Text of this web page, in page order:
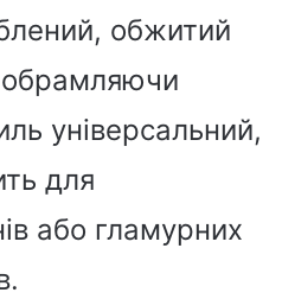
обжитий
обрамляючи
універсальний,
для
або гламурних